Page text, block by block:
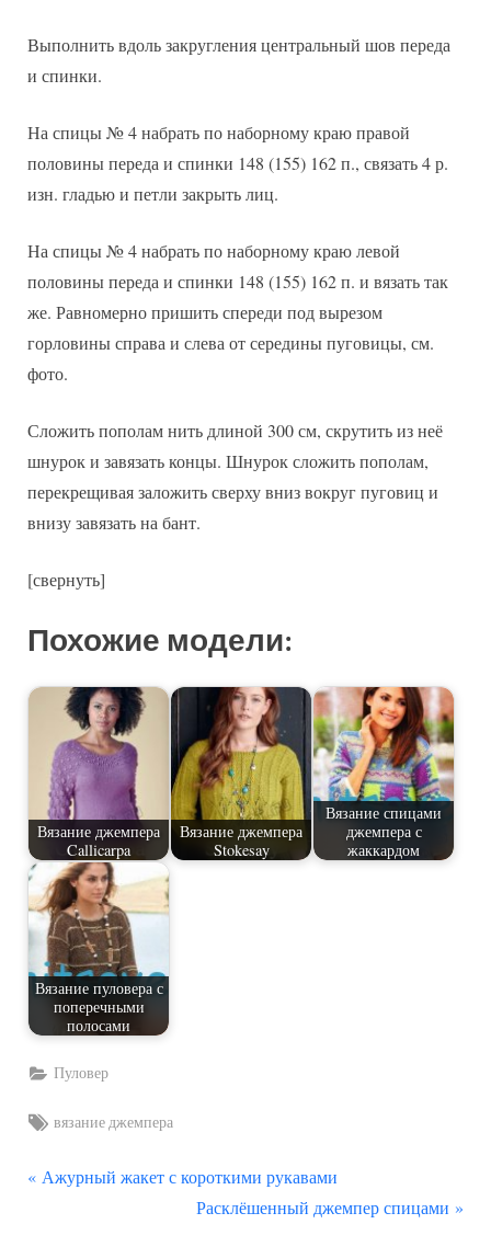
Выполнить вдоль закругления центральный шов переда
и спинки.
На спицы № 4 набрать по наборному краю правой
половины переда и спинки 148 (155) 162 п., связать 4 р.
изн. гладью и петли закрыть лиц.
На спицы № 4 набрать по наборному краю левой
половины переда и спинки 148 (155) 162 п. и вязать так
же. Равномерно пришить спереди под вырезом
горловины справа и слева от середины пуговицы, см.
фото.
Сложить пополам нить длиной 300 см, скрутить из неё
шнурок и завязать концы. Шнурок сложить пополам,
перекрещивая заложить сверху вниз вокруг пуговиц и
внизу завязать на бант.
[свернуть]
Похожие модели:
Вязание джемпера
Callicarpa
Вязание джемпера
Stokesay
Вязание спицами
джемпера с
жаккардом
Вязание пуловера с
поперечными
полосами
Пуловер
Tags:
вязание джемпера
Навигация
П
Ажурный жакет с короткими рукавами
С
Расклёшенный джемпер спицами